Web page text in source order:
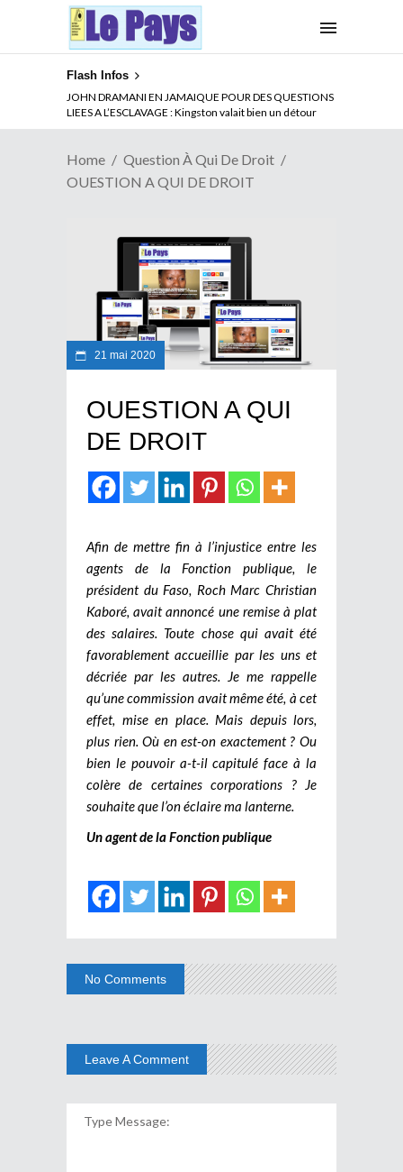
Flash Infos
JOHN DRAMANI EN JAMAIQUE POUR DES QUESTIONS
LIEES A L’ESCLAVAGE : Kingston valait bien un détour
Home
Question À Qui De Droit
OUESTION A QUI DE DROIT
21 mai 2020
OUESTION A QUI
DE DROIT
Afin de mettre fin à l’injustice entre les
agents de la Fonction publique, le
président du Faso, Roch Marc Christian
Kaboré, avait annoncé une remise à plat
des salaires. Toute chose qui avait été
favorablement accueillie par les uns et
décriée par les autres. Je me rappelle
qu’une commission avait même été, à cet
effet, mise en place. Mais depuis lors,
plus rien. Où en est-on exactement ? Ou
bien le pouvoir a-t-il capitulé face à la
colère de certaines corporations ? Je
souhaite que l’on éclaire ma lanterne.
Un agent de la Fonction publique
No Comments
Leave A Comment